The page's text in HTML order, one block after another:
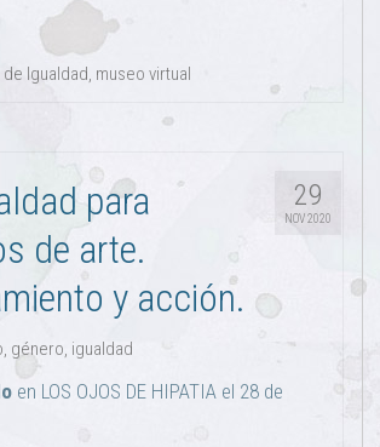
Igualdad, museo virtual
29
NOV 2020
para
de arte.
y acción.
, género, igualdad
en LOS OJOS DE HIPATIA el 28 de